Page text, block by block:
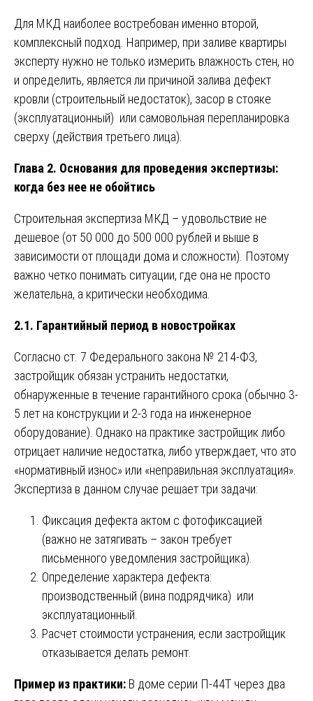
Для МКД наиболее востребован именно второй,
комплексный подход. Например, при заливе квартиры
эксперту нужно не только измерить влажность стен, но
и определить, является ли причиной залива дефект
кровли (строительный недостаток), засор в стояке
(эксплуатационный) или самовольная перепланировка
сверху (действия третьего лица).
Глава 2. Основания для проведения экспертизы:
когда без нее не обойтись
Строительная экспертиза МКД – удовольствие не
дешевое (от 50 000 до 500 000 рублей и выше в
зависимости от площади дома и сложности). Поэтому
важно четко понимать ситуации, где она не просто
желательна, а критически необходима.
2.1. Гарантийный период в новостройках
Согласно ст. 7 Федерального закона № 214-ФЗ,
застройщик обязан устранить недостатки,
обнаруженные в течение гарантийного срока (обычно 3-
5 лет на конструкции и 2-3 года на инженерное
оборудование). Однако на практике застройщик либо
отрицает наличие недостатка, либо утверждает, что это
«нормативный износ» или «неправильная эксплуатация».
Экспертиза в данном случае решает три задачи:
Фиксация дефекта актом с фотофиксацией
(важно не затягивать – закон требует
письменного уведомления застройщика).
Определение характера дефекта:
производственный (вина подрядчика) или
эксплуатационный.
Расчет стоимости устранения, если застройщик
отказывается делать ремонт.
Пример из практики: В доме серии П-44Т через два